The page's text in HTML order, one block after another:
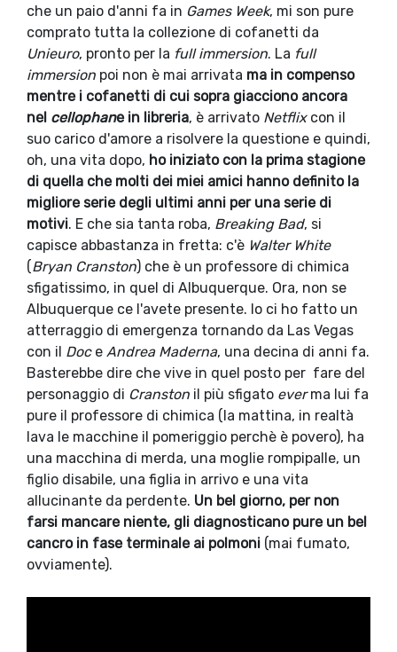
che un paio d'anni fa in Games Week, mi son pure
comprato tutta la collezione di cofanetti da
Unieuro, pronto per la full immersion. La full
immersion poi non è mai arrivata ma in compenso
mentre i cofanetti di cui sopra giacciono ancora
nel cellophane in libreria, è arrivato Netflixcon il
suo carico d'amore a risolvere la questione e quindi,
oh, una vita dopo, ho iniziato con la prima stagione
di quella che molti dei miei amici hanno definito la
migliore serie degli ultimi anni per una serie di
motivi. E che sia tanta roba, Breaking Bad, si
capisce abbastanza in fretta: c'è Walter White
(Bryan Cranston) che è un professore di chimica
sfigatissimo, in quel di Albuquerque. Ora, non se
Albuquerque ce l'avete presente. Io ci ho fatto un
atterraggio di emergenza tornando da Las Vegas
con il Doc e Andrea Maderna, una decina di anni fa.
Basterebbe dire che vive in quel posto per fare del
personaggio di Cranston il più sfigato everma lui fa
pure il professore di chimica (la mattina, in realtà
lava le macchine il pomeriggio perchè è povero), ha
una macchina di merda, una moglie rompipalle, un
figlio disabile, una figlia in arrivo e una vita
allucinante da perdente. Un bel giorno, per non
farsi mancare niente, gli diagnosticano pure un bel
cancro in fase terminale ai polmoni (mai fumato,
ovviamente).